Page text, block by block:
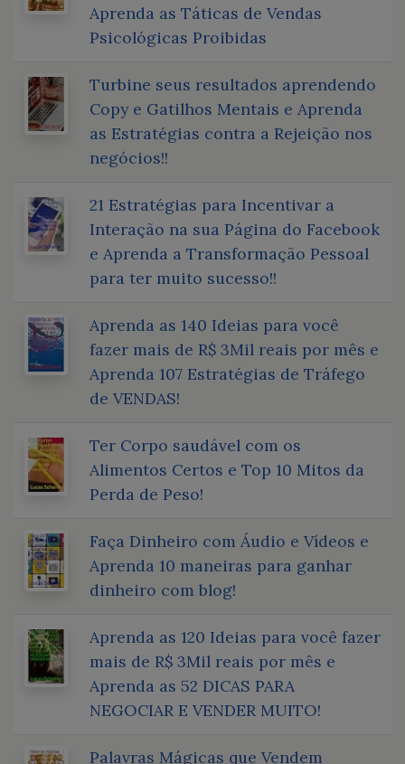
Aprenda as Táticas de Vendas
Psicológicas Proibidas
Turbine seus resultados aprendendo
Copy e Gatilhos Mentais e Aprenda
as Estratégias contra a Rejeição nos
negócios!!
21 Estratégias para Incentivar a
Interação na sua Página do Facebook
e Aprenda a Transformação Pessoal
para ter muito sucesso!!
Aprenda as 140 Ideias para você
fazer mais de R$ 3Mil reais por mês e
Aprenda 107 Estratégias de Tráfego
de VENDAS!
Ter Corpo saudável com os
Alimentos Certos e Top 10 Mitos da
Perda de Peso!
Faça Dinheiro com Áudio e Vídeos e
Aprenda 10 maneiras para ganhar
dinheiro com blog!
Aprenda as 120 Ideias para você fazer
mais de R$ 3Mil reais por mês e
Aprenda as 52 DICAS PARA
NEGOCIAR E VENDER MUITO!
Palavras Mágicas que Vendem